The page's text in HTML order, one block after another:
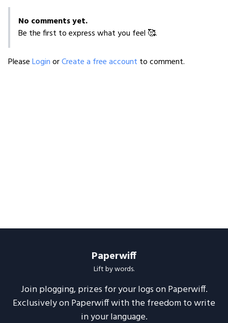
No comments yet.
Be the first to express what you feel 🥰.
PleaseLoginorCreate a free account to comment.
Paperwiff
Lift by words.
Join plogging, prizes for your logs on Paperwiff.
Exclusively on Paperwiff with the freedom to write
in your language.